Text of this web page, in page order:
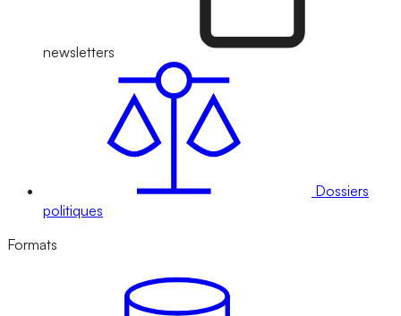
newsletters
Dossiers
politiques
Formats